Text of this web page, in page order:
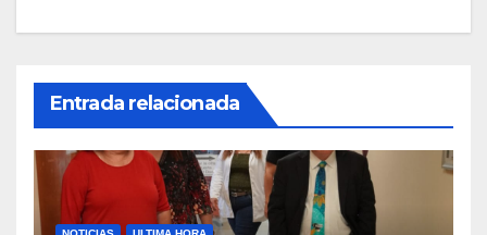
Entrada relacionada